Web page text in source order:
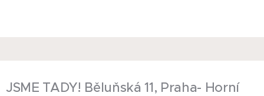
JSME TADY! Běluňská 11, Praha- Horní